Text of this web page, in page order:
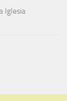
Iglesia